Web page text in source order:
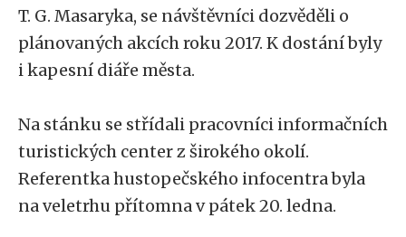
T. G. Masaryka, se návštěvníci dozvěděli o
plánovaných akcích roku 2017. K dostání byly
i kapesní diáře města.
Na stánku se střídali pracovníci informačních
turistických center z širokého okolí.
Referentka hustopečského infocentra byla
na veletrhu přítomna v pátek 20. ledna.